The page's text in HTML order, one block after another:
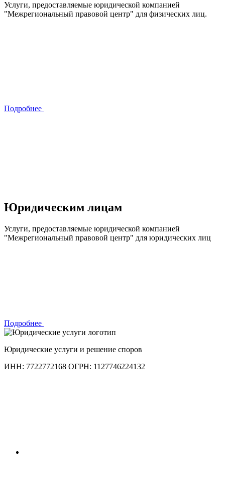
Услуги, предоставляемые юридической компанией
"Межрегиональный правовой центр" для физических лиц.
Подробнее
Юридическим лицам
Услуги, предоставляемые юридической компанией
"Межрегиональный правовой центр" для юридических лиц
Подробнее
Юридические услуги и решение споров
ИНН: 7722772168 ОГРН: 1127746224132